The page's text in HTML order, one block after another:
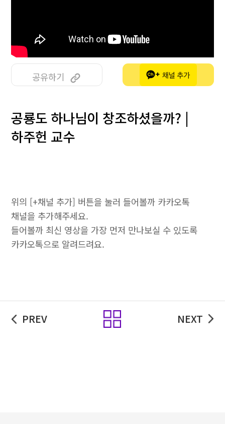
공유하기
공룡도 하나님이 창조하셨을까? |
하주헌 교수
위의 [+채널 추가] 버튼을 눌러 들어볼까 카카오톡
채널을 추가해주세요.
들어볼까 최신 영상을 가장 먼저 만나보실 수 있도록
카카오톡으로 알려드려요.
PREV 목록 NEXT